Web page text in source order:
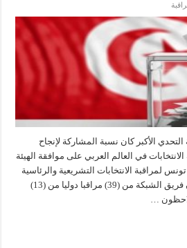
الأكبر كان نسبة المشاركة لإنجاح
في العالم العربي على موافقة الهيئة
تونس لمراقبة الانتخابات التشريعية والرئاسية
التونسية لعام 2019. وقد تكون فريق الشبكة من (39) مراقبا دوليا من (13)
…